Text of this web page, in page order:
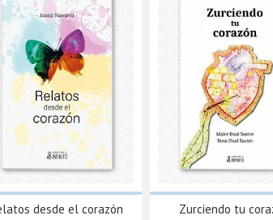
desde el corazón Zurciendo tu